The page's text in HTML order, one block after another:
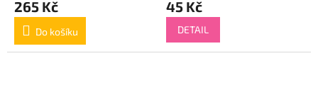
265 Kč
Do košíku
45 Kč
DETAIL